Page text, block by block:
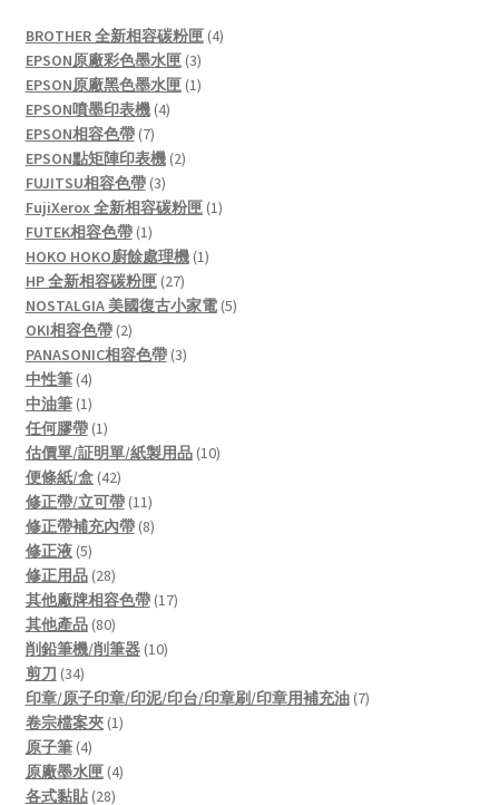
BROTHER 全新相容碳粉匣 44
EPSON原廠彩色墨水匣 33
products
EPSON原廠黑色墨水匣 11
EPSON噴墨印表機 44
EPSON相容色帶 77
products
EPSON點矩陣印表機 22
FUJITSU相容色帶 33
products
FujiXerox 全新相容碳粉匣 11
FUTEK相容色帶 11
product
HOKO HOKO廚餘處理機 11
HP 全新相容碳粉匣 2727
products
NOSTALGIA 美國復古小家電 55
OKI相容色帶 22
products
PANASONIC相容色帶 33
中性筆 44
products
中油筆 11
product
任何膠帶 11
product
估價單/証明單/紙製用品 1010
便條紙/盒 4242
products
修正帶/立可帶 1111
products
修正帶補充內帶 88
修正液 55
products
修正用品 2828
products
其他廠牌相容色帶 1717
其他產品 8080
products
削鉛筆機/削筆器 1010
剪刀 3434
products
印章/原子印章/印泥/印台/印章刷/印章用補充油 77
卷宗檔案夾 11
原子筆 44
products
原廠墨水匣 44
各式黏貼 2828